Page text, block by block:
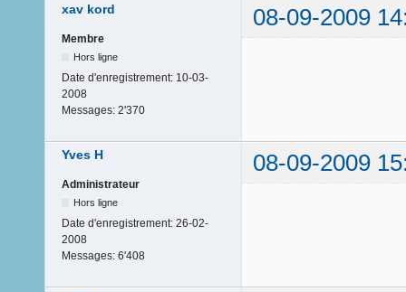
xav kord 08-09-2009
Membre
Hors ligne
Date d'enregistrement: 10-03-
2008
Messages: 2'370
Yves H 08-09-2009
Administrateur
Hors ligne
Date d'enregistrement: 26-02-
2008
Messages: 6'408